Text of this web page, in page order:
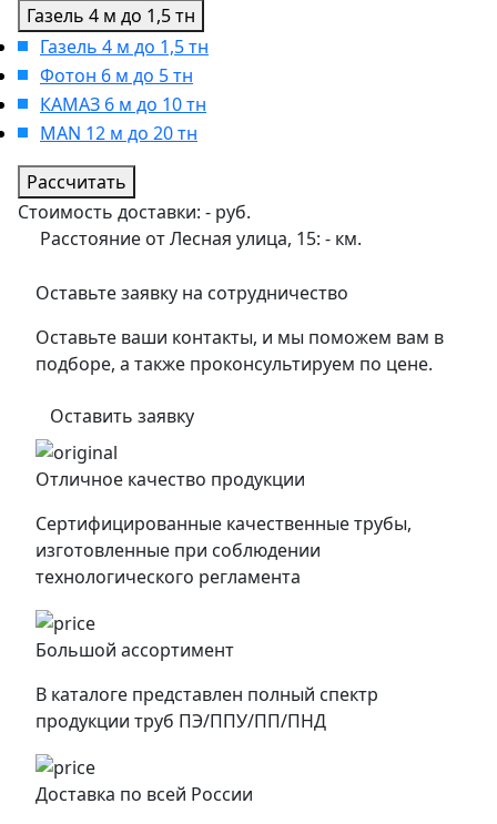
Газель 4 м до 1,5 тн
Газель 4 м до 1,5 тн
Фотон 6 м до 5 тн
КАМАЗ 6 м до 10 тн
MAN 12 м до 20 тн
Рассчитать
Стоимость доставки: - руб.
Расстояние от Лесная улица, 15: - км.
Оставьте заявку на сотрудничество
Оставьте ваши контакты, и мы поможем вам в
подборе, а также проконсультируем по цене.
Оставить заявку
Отличное качество продукции
Сертифицированные качественные трубы,
изготовленные при соблюдении
технологического регламента
Большой ассортимент
В каталоге представлен полный спектр
продукции труб ПЭ/ППУ/ПП/ПНД
Доставка по всей России